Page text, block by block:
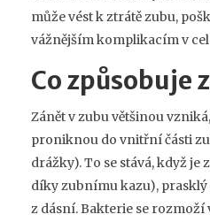
může vést k ztrátě zubu,
vážnějším komplikacím v
Co způsobuje
Zánět v zubu většinou
proniknou do vnitřní části
drážky). To se stává, když
díky zubnímu kazu),
z dásní. Bakterie se